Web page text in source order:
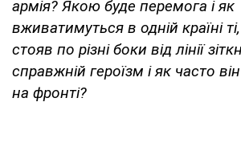
армія? Якою буде перемога і як
вживатимуться в одній країні
стояв по різні боки від лінії
справжній героїзм і як часто
на фронті?